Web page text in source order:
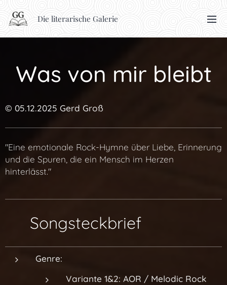
Die literarische Galerie
Was von mir bleibt
© 05.12.2025 Gerd Groß
"Eine emotionale Rock-Hymne über Liebe, Erinnerung
und die Spuren, die ein Mensch im Herzen
hinterlässt."
🎼 Songsteckbrief
Genre:
Variante 1&2: AOR / Melodic Rock